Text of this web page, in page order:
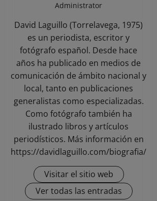
Administrator
David Laguillo (Torrelavega, 1975)
es un periodista, escritor y
fotógrafo español. Desde hace
años ha publicado en medios de
comunicación de ámbito nacional y
local, tanto en publicaciones
generalistas como especializadas.
Como fotógrafo también ha
ilustrado libros y artículos
periodísticos. Más información en
https://davidlaguillo.com/biografia/
Visitar el sitio web
Ver todas las entradas